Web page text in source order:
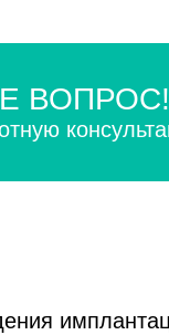
ВОПРОС!